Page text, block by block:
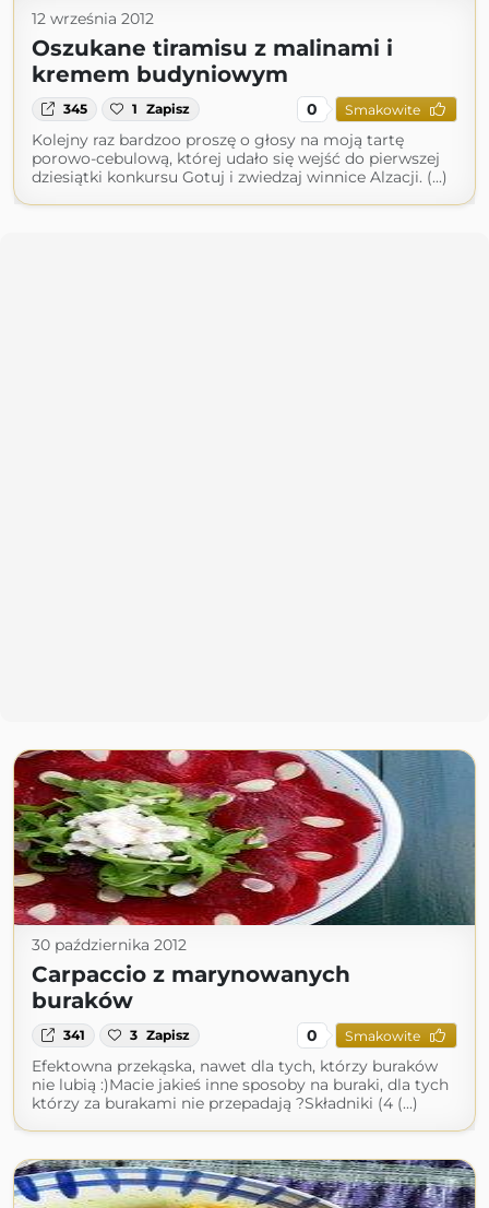
12 września 2012
Oszukane tiramisu z malinami i
kremem budyniowym
345 1 Zapisz 0 Smakowite
Kolejny raz bardzoo proszę o głosy na moją tartę
porowo-cebulową, której udało się wejść do pierwszej
dziesiątki konkursu Gotuj i zwiedzaj winnice Alzacji. (...)
30 października 2012
Carpaccio z marynowanych
buraków
341 3 Zapisz 0 Smakowite
Efektowna przekąska, nawet dla tych, którzy buraków
nie lubią :)Macie jakieś inne sposoby na buraki, dla tych
którzy za burakami nie przepadają ?Składniki (4 (...)